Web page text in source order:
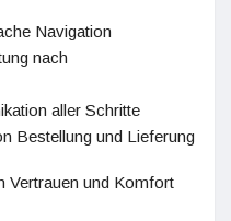
Navigation
nach
aller Schritte
Bestellung und Lieferung
Vertrauen und Komfort